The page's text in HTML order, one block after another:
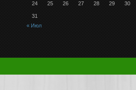
24 25 26 27 28 29 30
31
« Июл